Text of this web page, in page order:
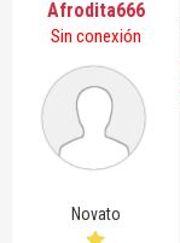
Afrodita666
Sin conexión
Novato